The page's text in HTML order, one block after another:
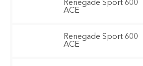
Renegade Sport 600
ACE
Renegade Sport 600
ACE